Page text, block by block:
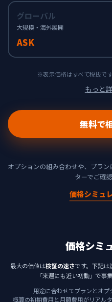
グローバル
大規模・海外展開
ASK
※表示価格はすべて税抜で
もっと
無料で
オプションの組み合わせや、プラ
ターでご確
価格シミュ
価格シミ
最大の価値は検証の速さです。下記は
「来週にも近い初動」で事
用途に合わせてプランとオプ
概算の初期費用と月額費用がリアル